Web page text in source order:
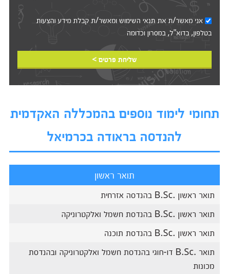
אני מאשר/ת את תנאי השימושומאשר/ת קבלת מידע והצעות
בטלפון, בדוא"ל, במסרון וכדומה‎‎
שליחת פרטים >
תחומי לימוד נוספים בהמכללה האקדמית
להנדסה בראודה בכרמיאל
תואר ראשון
תואר ראשון .B.Sc בהנדסה אזרחית
תואר ראשון .B.Sc בהנדסת חשמל ואלקטרוניקה
תואר ראשון .B.Sc בהנדסת תוכנה
תואר .B.Sc דו-חוגי בהנדסת חשמל ואלקטרוניקה ובהנדסת
מכונות